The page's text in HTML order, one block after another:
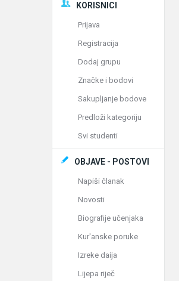
KORISNICI
Prijava
Registracija
Dodaj grupu
Značke i bodovi
Sakupljanje bodove
Predloži kategoriju
Svi studenti
OBJAVE - POSTOVI
Napiši članak
Novosti
Biografije učenjaka
Kur'anske poruke
Izreke daija
Lijepa riječ